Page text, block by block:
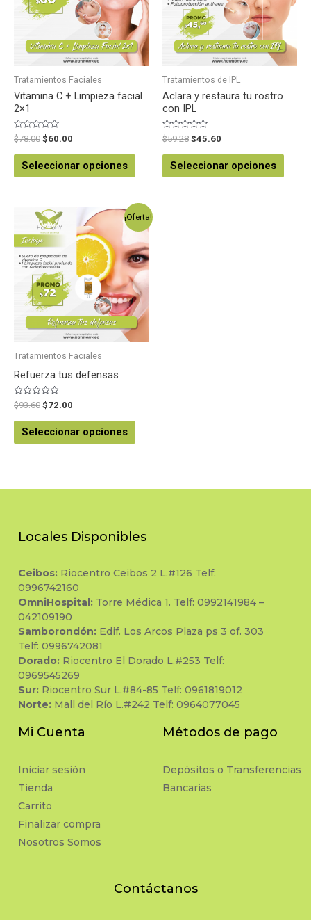
Tratamientos Faciales
Vitamina C + Limpieza facial
2×1
Valorado
en
0
de
$78.00 $60.00
Seleccionar opciones
Tratamientos de IPL
Aclara y restaura tu rostro
con IPL
Valorado
en
0
de
$59.28 $45.60
Seleccionar opciones
¡Oferta!
Tratamientos Faciales
Refuerza tus defensas
Valorado
en
0
de
$93.60 $72.00
Seleccionar opciones
Locales Disponibles
Ceibos: Riocentro Ceibos 2 L.#126 Telf:
0996742160
OmniHospital: Torre Médica 1. Telf: 0992141984 –
042109190
Samborondón: Edif. Los Arcos Plaza ps 3 of. 303
Telf: 0996742081
Dorado: Riocentro El Dorado L.#253 Telf:
0969545269
Sur: Riocentro Sur L.#84-85 Telf: 0961819012
Norte: Mall del Río L.#242 Telf: 0964077045
Mi Cuenta
Iniciar sesión
Tienda
Carrito
Finalizar compra
Nosotros Somos
Métodos de pago
Depósitos o Transferencias
Bancarias
Contáctanos